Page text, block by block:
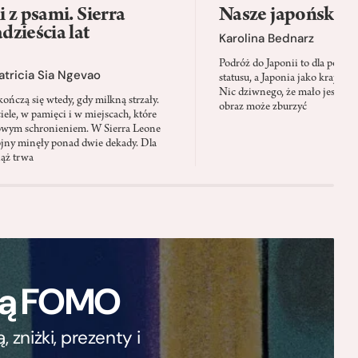
z psami. Sierra
lat
Sia Ngevao
się wtedy, gdy milkną strzały.
w pamięci i w miejscach, które
schronieniem. W Sierra Leone
minęły ponad dwie dekady. Dla
trwa
Nasze japońskie
Karolina Bednarz
Podróż do Japonii to dla
statusu, a Japonia jako kraj
Nic dziwnego, że mało jest
obraz może zburzyć
FOMO
zniżki, prezenty i